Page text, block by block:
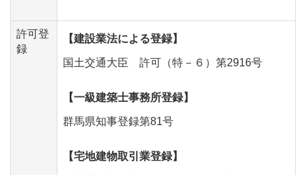
許可登
録
【建設業法による登録】
国土交通大臣 許可（特－６）第2916号
【一級建築士事務所登録】
群馬県知事登録第81号
【宅地建物取引業登録】